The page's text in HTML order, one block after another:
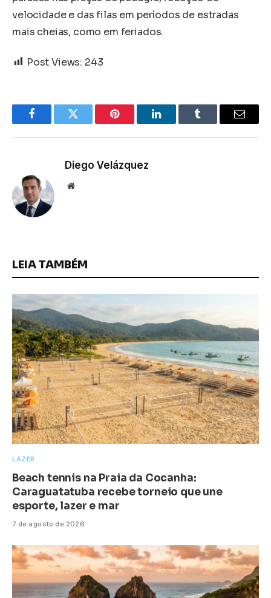
velocidade e das filas em períodos de estradas
mais cheias, como em feriados.
Post Views: 243
FacebookTwitter Pinterest LinkedInTumblr Email
Diego Velázquez
Website
LEIA TAMBÉM
LAZER
Beach tennis na Praia da Cocanha:
Caraguatatuba recebe torneio que une
esporte, lazer e mar
7 de agosto de 2026